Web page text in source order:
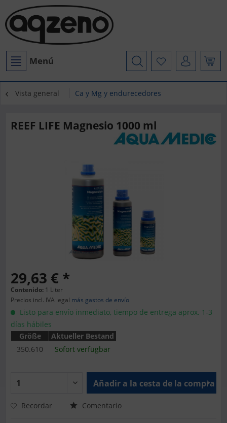
Menú
Vista general Ca y Mg y endurecedores
REEF LIFE Magnesio 1000 ml
29,63 € *
Contenido: 1 Liter
Precios incl. IVA legal más gastos de envío
Listo para envío inmediato, tiempo de entrega aprox. 1-3
días hábiles
Größe
Aktueller Bestand
350.610
Sofort verfügbar
Añadir a la cesta de la compra
Recordar Comentario